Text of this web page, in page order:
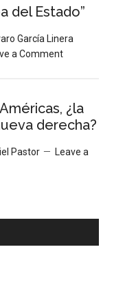
del Estado”
García Linera
a Comment
¿la
derecha?
Pastor
Leave a